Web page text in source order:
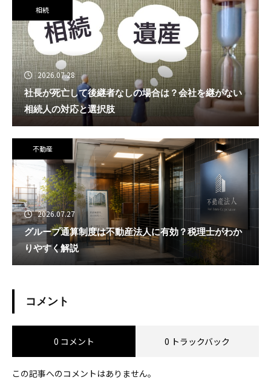
相続
2026.07.28
社長が死亡して後継者なしの場合は？会社を継がない
相続人の対応と選択肢
不動産
2026.07.27
グループ通算制度は不動産法人に有効？税理士がわか
りやすく解説
コメント
0 コメント 0 トラックバック
この記事へのコメントはありません。